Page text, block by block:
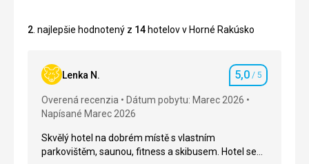
2. najlepšie hodnotený z 14 hotelov v Horné Rakúsko
Lenka N. Hodnotenie
5,0 / 5
Overená recenzia
Dátum pobytu: Marec 2026
Napísané Marec 2026
Skvělý hotel na dobrém místě s vlastním
parkovištěm, saunou, fitness a skibusem. Hotel se